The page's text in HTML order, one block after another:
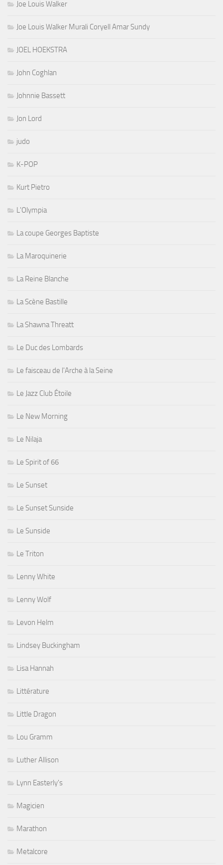
Joe Louis Walker
Joe Louis Walker Murali Coryell Amar Sundy
JOEL HOEKSTRA
John Coghlan
Johnnie Bassett
Jon Lord
judo
K-POP
Kurt Pietro
L'Olympia
La coupe Georges Baptiste
La Maroquinerie
La Reine Blanche
La Scène Bastille
La Shawna Threatt
Le Duc des Lombards
Le faisceau de l'Arche à la Seine
Le Jazz Club Étoile
Le New Morning
Le Nilaja
Le Spirit of 66
Le Sunset
Le Sunset Sunside
Le Sunside
Le Triton
Lenny White
Lenny Wolf
Levon Helm
Lindsey Buckingham
Lisa Hannah
Littérature
Little Dragon
Lou Gramm
Luther Allison
Lynn Easterly's
Magicien
Marathon
Metalcore